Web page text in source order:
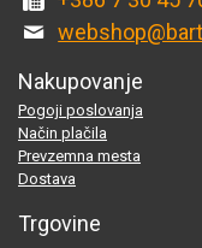
Nakupovanje
Pogoji poslovanja
Način plačila
Prevzemna mesta
Dostava
Trgovine